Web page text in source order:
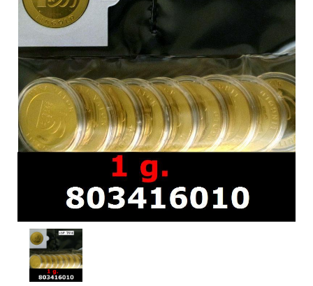
Avers
produit